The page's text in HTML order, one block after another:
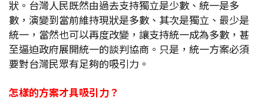
狀。台灣人民既然由過去支持獨立是少數、統一是多
數，演變到當前維持現狀是多數、其次是獨立、最少是
統一，當然也可以再度改變，讓支持統一成為多數，甚
至逼迫政府展開統一的談判協商。只是，統一方案必須
要對台灣民眾有足夠的吸引力。
怎樣的方案才具吸引力？